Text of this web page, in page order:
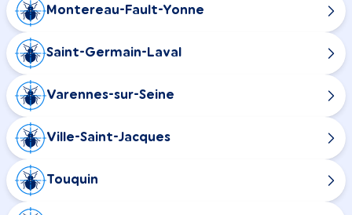
Montereau-Fault-Yonne
Saint-Germain-Laval
Varennes-sur-Seine
Ville-Saint-Jacques
Touquin